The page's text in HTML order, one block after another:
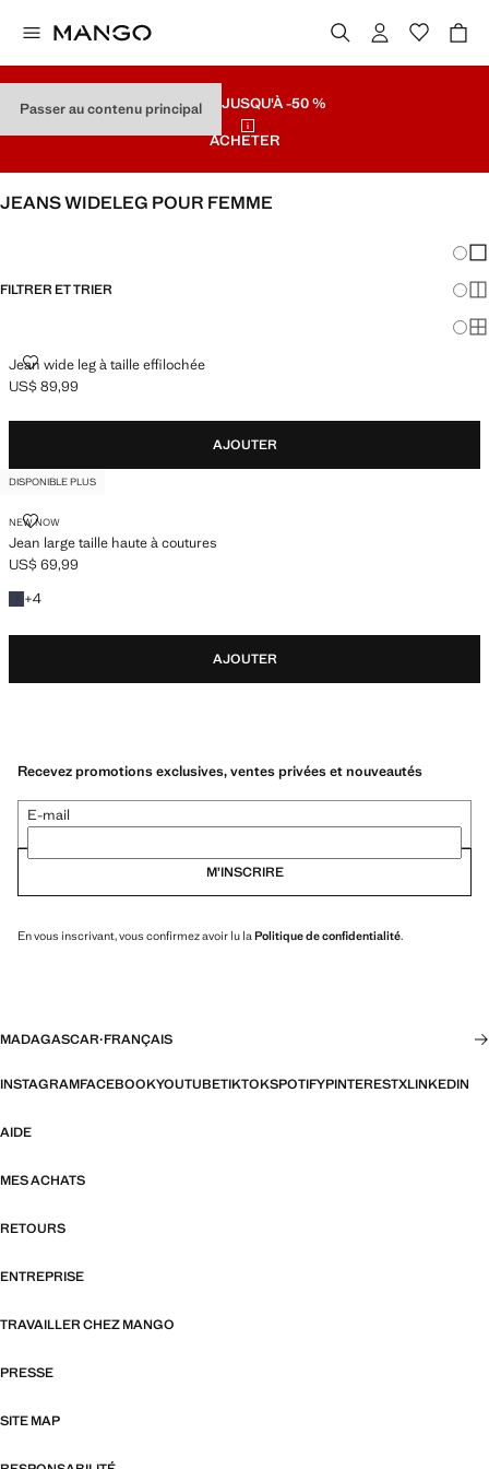
Passer au contenu principal
SOLDES JUSQU'À -50 %
ACHETER
JEANS WIDELEG POUR FEMME
FILTRER ET TRIER
Jean wide leg à taille effilochée
JEAN WIDE LEG À TAILLE EFFILOCHÉE
Prix actuel [US$ 89,99 ]
US$ 89,99
AJOUTER
DISPONIBLE PLUS
NEW NOW
Jean large taille haute à coutures
JEAN LARGE TAILLE HAUTE À COUTURES
Prix actuel [US$ 69,99 ]
US$ 69,99
+4
+4 couleurs
AJOUTER
Recevez promotions exclusives, ventes privées et nouveautés
E-mail
M’INSCRIRE
En vous inscrivant, vous confirmez avoir lu la Politique de confidentialité.
MADAGASCAR·FRANÇAIS
INSTAGRAMFACEBOOKYOUTUBETIKTOKSPOTIFYPINTERESTXLINKEDIN
AIDE
MES ACHATS
RETOURS
ENTREPRISE
TRAVAILLER CHEZ MANGO
PRESSE
SITE MAP